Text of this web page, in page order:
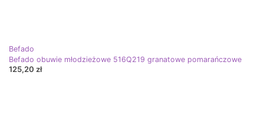
Befado
Befado obuwie młodzieżowe 516Q219 granatowe pomarańczowe
125,20 zł